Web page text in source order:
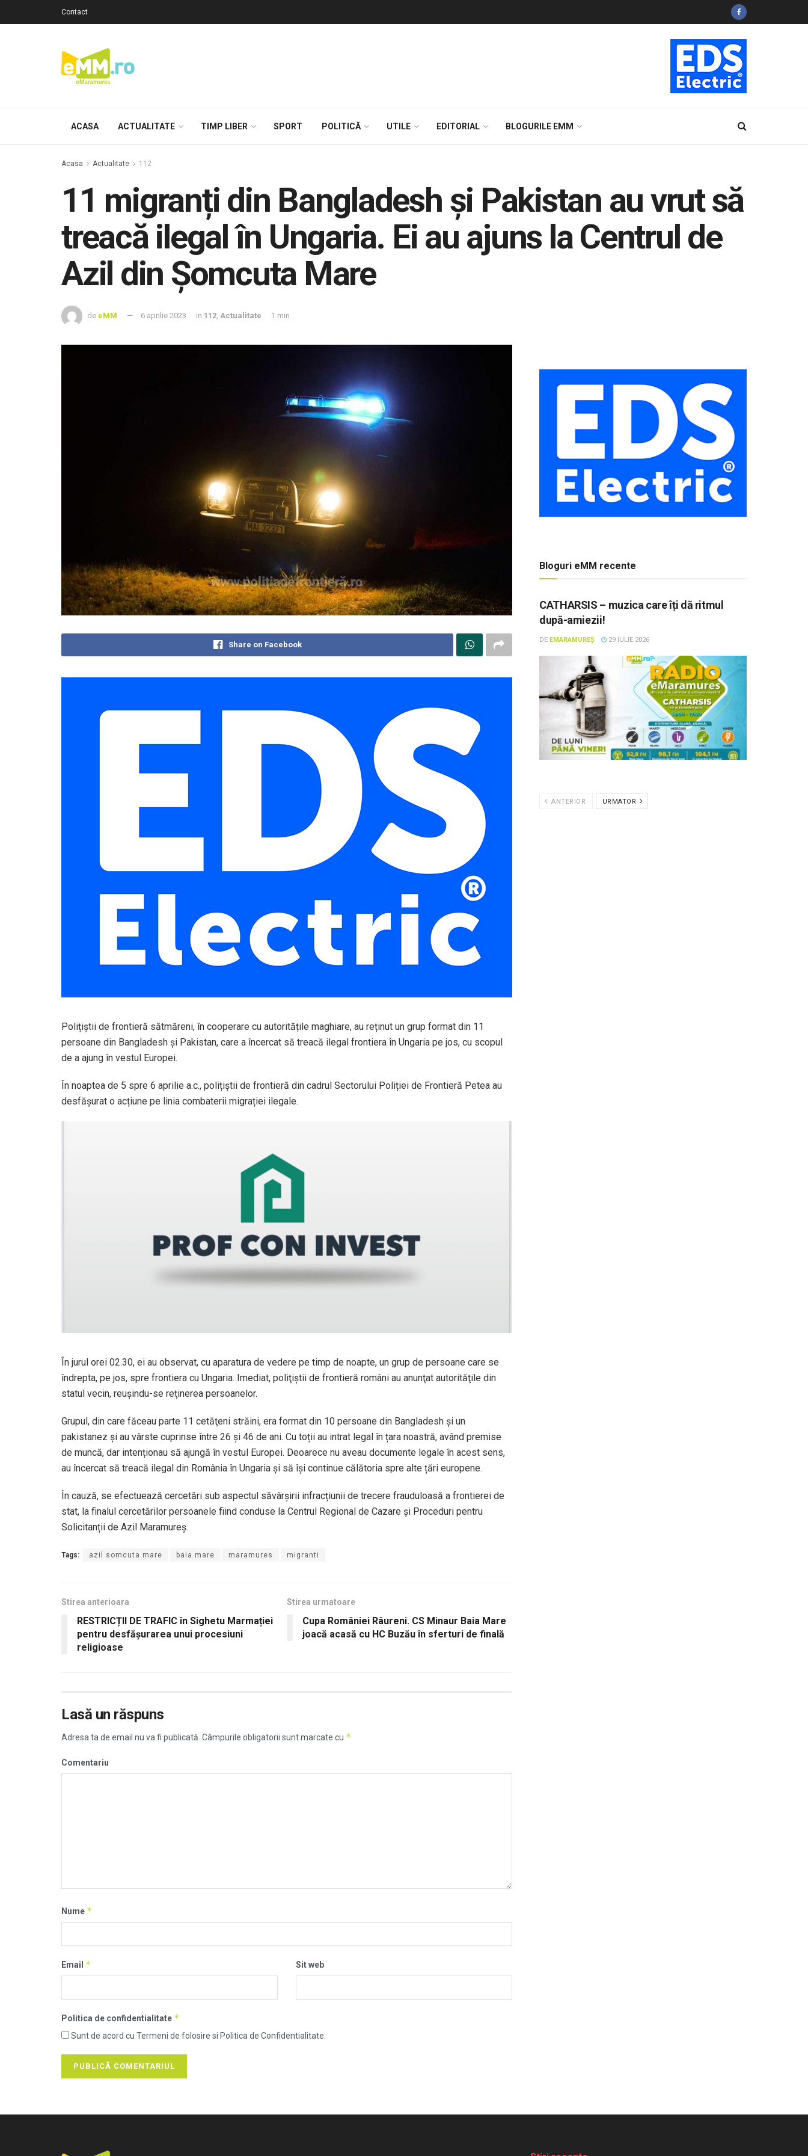
Contact
ACASA ACTUALITATE TIMP LIBER SPORT POLITICĂ UTILE EDITORIAL BLOGURILE EMM
Acasa Actualitate 112
11 migranți din Bangladesh şi Pakistan au vrut să
treacă ilegal în Ungaria. Ei au ajuns la Centrul de
Azil din Şomcuta Mare
de eMM 6 aprilie 2023 in 112, Actualitate 1 min
Share on Facebook
Polițiștii de frontieră sătmăreni, în cooperare cu autoritățile maghiare, au reținut un grup format din 11
persoane din Bangladesh şi Pakistan, care a încercat să treacă ilegal frontiera în Ungaria pe jos, cu scopul
de a ajung în vestul Europei.
În noaptea de 5 spre 6 aprilie a.c., polițiștii de frontieră din cadrul Sectorului Poliției de Frontieră Petea au
desfășurat o acțiune pe linia combaterii migrației ilegale.
În jurul orei 02.30, ei au observat, cu aparatura de vedere pe timp de noapte, un grup de persoane care se
îndrepta, pe jos, spre frontiera cu Ungaria. Imediat, poliţiştii de frontieră români au anunţat autorităţile din
statul vecin, reuşindu-se reţinerea persoanelor.
Grupul, din care făceau parte 11 cetăţeni străini, era format din 10 persoane din Bangladesh și un
pakistanez și au vârste cuprinse între 26 și 46 de ani. Cu toții au intrat legal în țara noastră, având premise
de muncă, dar intenționau să ajungă în vestul Europei. Deoarece nu aveau documente legale în acest sens,
au încercat să treacă ilegal din România în Ungaria și să își continue călătoria spre alte țări europene.
În cauză, se efectuează cercetări sub aspectul săvârșirii infracțiunii de trecere frauduloasă a frontierei de
stat, la finalul cercetărilor persoanele fiind conduse la Centrul Regional de Cazare și Proceduri pentru
Solicitanții de Azil Maramureș.
Tags: azil somcuta mare baia mare maramures migranti
Stirea anterioara
RESTRICȚII DE TRAFIC în Sighetu Marmației
pentru desfăşurarea unui procesiuni
religioase
Stirea urmatoare
Cupa României Râureni. CS Minaur Baia Mare
joacă acasă cu HC Buzău în sferturi de finală
Lasă un răspuns
Adresa ta de email nu va fi publicată. Câmpurile obligatorii sunt marcate cu *
Comentariu
Nume *
Email * Sit web
Politica de confidentialitate *
Sunt de acord cu Termeni de folosire si Politica de Confidentialitate.
Bloguri eMM recente
CATHARSIS – muzica care îți dă ritmul
după-amiezii!
DE EMARAMUREȘ 29 IULIE 2026
ANTERIOR URMATOR